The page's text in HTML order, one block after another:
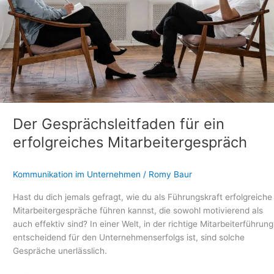
Der Gesprächsleitfaden für ein
erfolgreiches Mitarbeitergespräch
Kommunikation im Unternehmen / Romy Baur
Hast du dich jemals gefragt, wie du als Führungskraft erfolgreiche
Mitarbeitergespräche führen kannst, die sowohl motivierend als
auch effektiv sind? In einer Welt, in der richtige Mitarbeiterführung
entscheidend für den Unternehmenserfolgs ist, sind solche
Gespräche unerlässlich.